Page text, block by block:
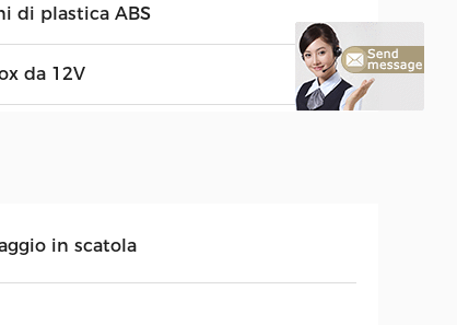
di plastica ABS
da 12V
in scatola